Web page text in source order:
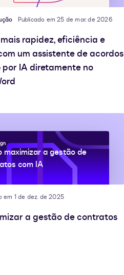
Publicado em 25 de mar. de 2026
rapidez, eficiência e
um assistente de acordos
IA diretamente no
maximizar a gestão de
com IA
em 1 de dez. de 2025
a gestão de contratos